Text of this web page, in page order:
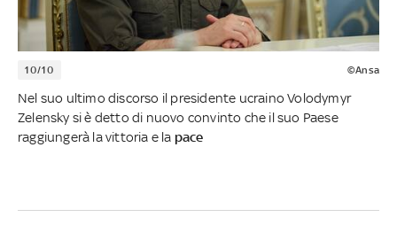
10/10 ©Ansa
Nel suo ultimo discorso il presidente ucraino Volodymyr
Zelensky si è detto di nuovo convinto che il suo Paese
raggiungerà la vittoria e la pace